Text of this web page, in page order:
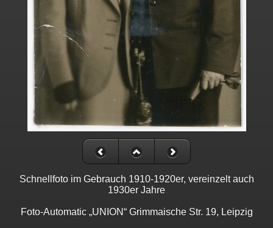
Schnellfoto im Gebrauch 1910-1920er, vereinzelt auch
1930er Jahre
Foto-Automatic „UNION“ Grimmaische Str. 19, Leipzig